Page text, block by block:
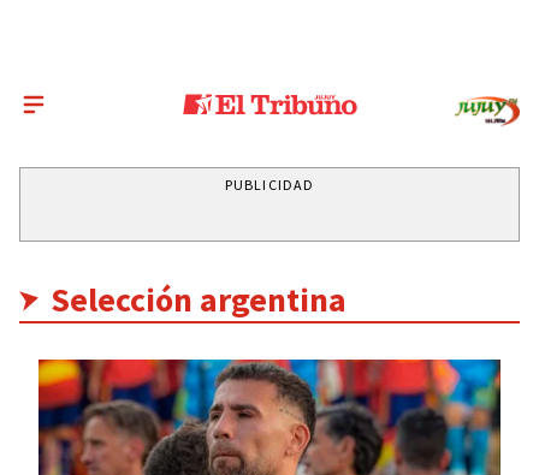
PUBLICIDAD
Selección argentina